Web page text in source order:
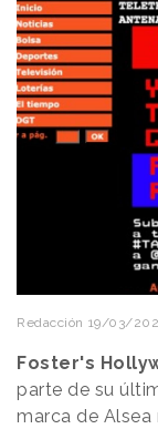
Redacción 19/03/
Foster's
parte de su
marca de